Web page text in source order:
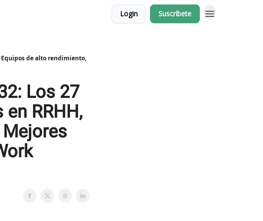
Login Suscríbete
Equipos de alto rendimiento,
Los 27
RRHH,